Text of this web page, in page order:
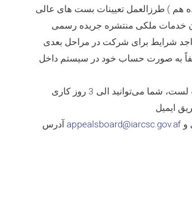
هم ) طرزالعمل تعیینات بست های عالی
فصل دوم بخصوص مواد ۷، ۸ و ۳۴ قانون خدمات ملکی منتشره جریده رسمی
شما را به نسبت واجد شرایط برای شرکت در مراحل بعدی
به صورت حساب خود در سیستم داخل
در صورت عدم قناعت به بررسی ابتدایی کمیته شارت لست، شما می‌توانید الی 3 روز کاری
ایمیل
appealsboard@iarcsc.gov.af